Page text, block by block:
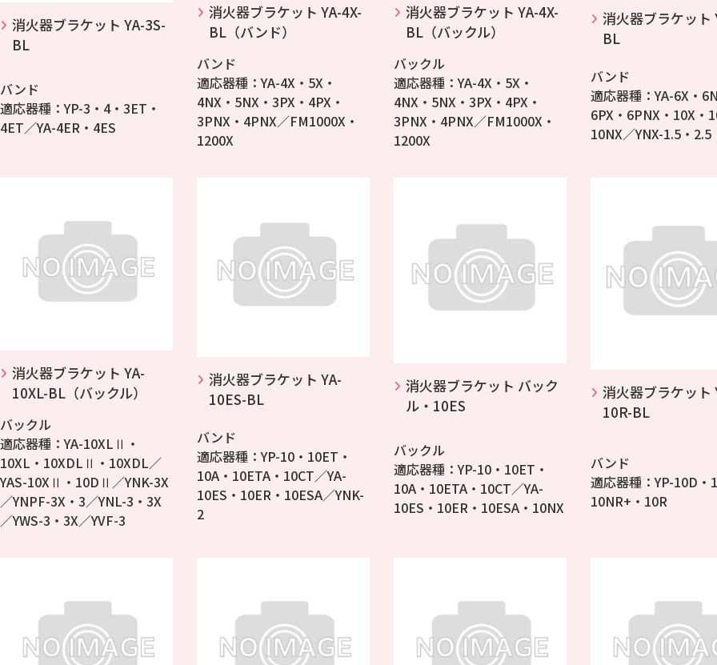
消火器ブラケット YA-3S-
BL
バンド
適応器種：YP-3・4・3ET・
4ET／YA-4ER・4ES
消火器ブラケット YA-4X-
BL（バンド）
バンド
適応器種：YA-4X・5X・
4NX・5NX・3PX・4PX・
3PNX・4PNX／FM1000X・
1200X
消火器ブラケット YA-4X-
BL（バックル）
バックル
適応器種：YA-4X・5X・
4NX・5NX・3PX・4PX・
3PNX・4PNX／FM1000X・
1200X
消火器ブラケット
BL
バンド
適応器種：YA-6X・
6PX・6PNX・10X・
10NX／YNX-1.5・2.5
消火器ブラケット YA-
10XL-BL（バックル）
バックル
適応器種：YA-10XLⅡ・
10XL・10XDLⅡ・10XDL／
YAS-10XⅡ・10DⅡ／YNK-3X
／YNPF-3X・3／YNL-3・3X
／YWS-3・3X／YVF-3
消火器ブラケット YA-
10ES-BL
バンド
適応器種：YP-10・10ET・
10A・10ETA・10CT／YA-
10ES・10ER・10ESA／YNK-
2
消火器ブラケット バック
ル・10ES
バックル
適応器種：YP-10・10ET・
10A・10ETA・10CT／YA-
10ES・10ER・10ESA・10NX
消火器ブラケット
10R-BL
バンド
適応器種：YP-10D・
10NR+・10R